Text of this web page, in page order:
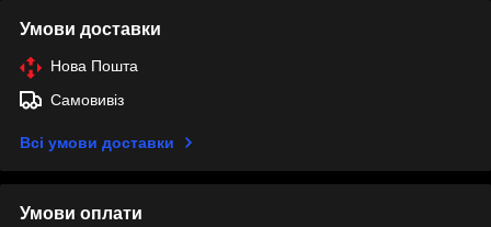
Умови доставки
Нова Пошта
Самовивіз
Всі умови доставки
Умови оплати